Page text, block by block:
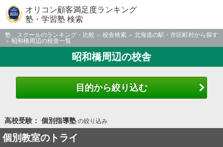
オリコン顧客満足度ランキング
塾・学習塾 検索
塾、スクールのランキング・比較 校舎検索
北海道の駅・市区町村から探す
昭和橋周辺の校舎一覧
昭和橋周辺の校舎
目的から絞り込む
高校受験： 個別指導塾の絞り込み
個別教室のトライ